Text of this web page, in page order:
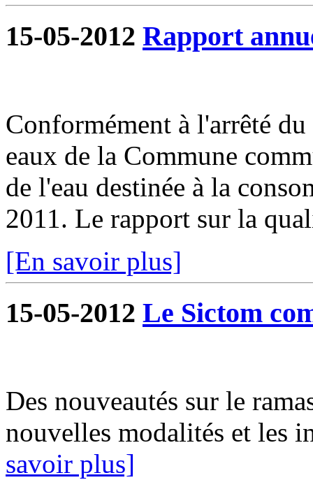
15-05-2012 Rapport
Conformément à l'arrêté
eaux de la Commune
de l'eau destinée à la
2011. Le rapport sur la
[En savoir plus]
15-05-2012 Le Sictom
Des nouveautés sur le
nouvelles modalités et les
savoir plus]